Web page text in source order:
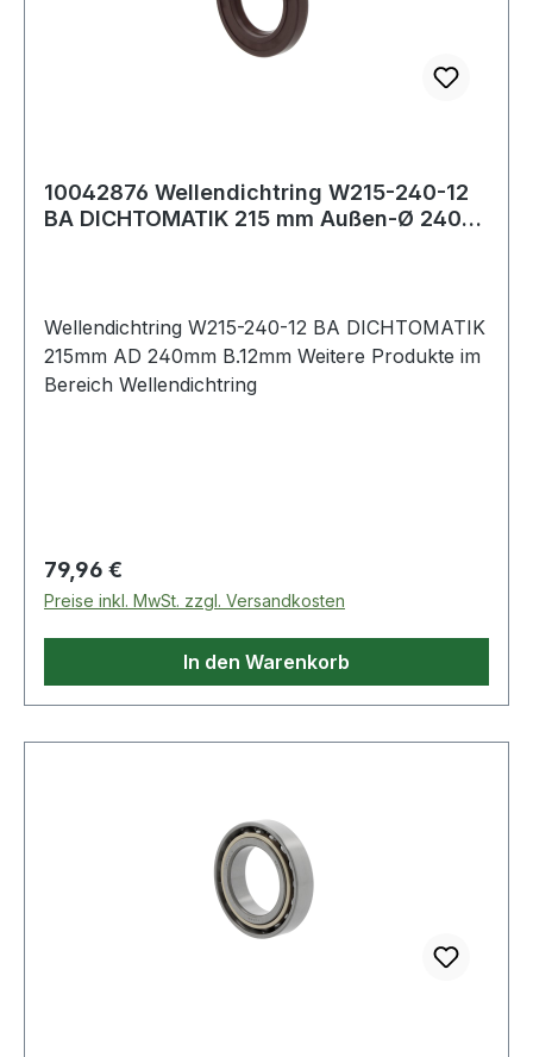
10042876 Wellendichtring W215-240-12
BA DICHTOMATIK 215 mm Außen-Ø 240
Wellendichtring W215-240-12 BA DICHTOMATIK
215mm AD 240mm B.12mm Weitere Produkte im
Bereich Wellendichtring
Regulärer Preis:
79,96 €
Preise inkl. MwSt. zzgl. Versandkosten
In den Warenkorb